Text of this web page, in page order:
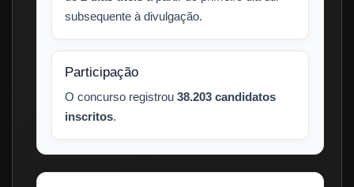
subsequente à divulgação.
Participação
O concurso registrou 38.203 candidatos
inscritos.